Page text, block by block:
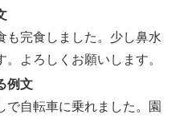
も完食しました。少し鼻水
よろしくお願いします。
例文
で自転車に乗れました。園